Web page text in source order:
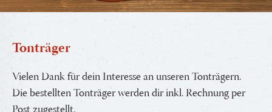
Tonträger
Vielen Dank für dein Interesse an unseren Tonträgern.
Die bestellten Tonträger werden dir inkl. Rechnung per